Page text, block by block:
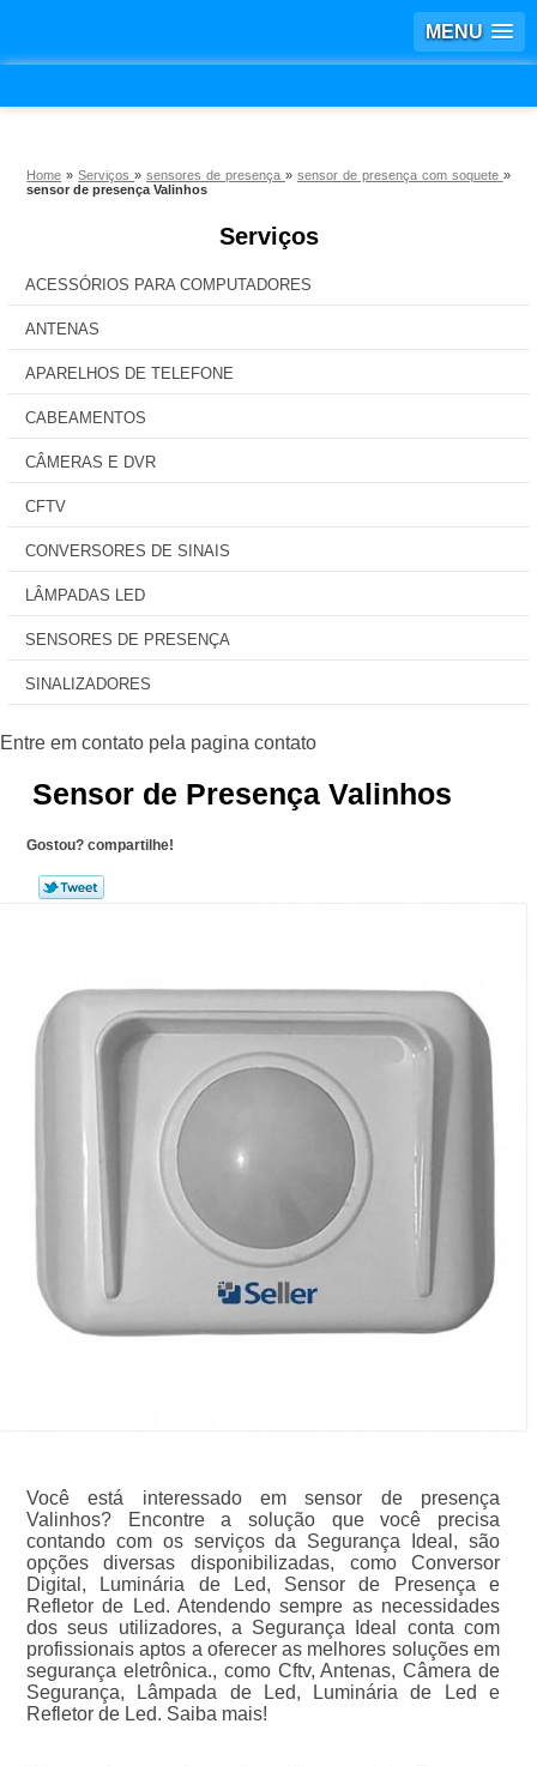
MENU
Home »Serviços»sensores de presença » sensor de presença com soquete »
sensor de presença Valinhos
Serviços
ACESSÓRIOS PARA COMPUTADORES
ANTENAS
APARELHOS DE TELEFONE
CABEAMENTOS
CÂMERAS E DVR
CFTV
CONVERSORES DE SINAIS
LÂMPADAS LED
SENSORES DE PRESENÇA
SINALIZADORES
Sensor de Presença Valinhos
Gostou? compartilhe!
Você está interessado em sensor de presença
Valinhos? Encontre a solução que você precisa
contando com os serviços da Segurança Ideal, são
opções diversas disponibilizadas, como Conversor
Digital, Luminária de Led, Sensor de Presença e
Refletor de Led. Atendendo sempre as necessidades
dos seus utilizadores, a Segurança Ideal conta com
profissionais aptos a oferecer as melhores soluções em
segurança eletrônica., como Cftv, Antenas, Câmera de
Segurança, Lâmpada de Led, Luminária de Led e
Refletor de Led. Saiba mais!